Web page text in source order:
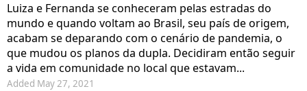
Luiza e Fernanda se conheceram pelas estradas do
mundo e quando voltam ao Brasil, seu país de origem,
acabam se deparando com o cenário de pandemia, o
que mudou os planos da dupla. Decidiram então seguir
a vida em comunidade no local que estavam...
Added May 27, 2021